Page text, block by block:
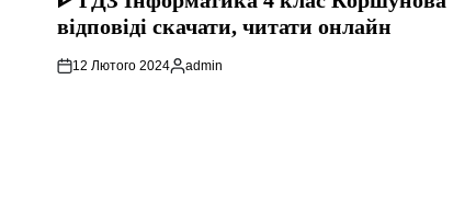
відповіді скачати, читати онлайн
12 Лютого 2024
Опубліковано
admin